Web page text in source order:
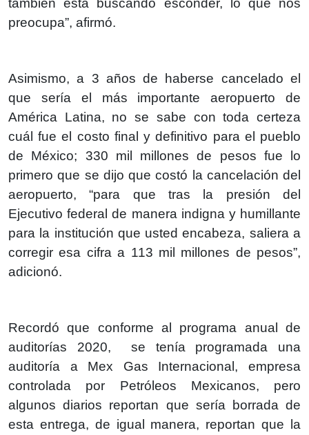
también está buscando esconder, lo que nos
preocupa”, afirmó.
Asimismo, a 3 años de haberse cancelado el
que sería el más importante aeropuerto de
América Latina, no se sabe con toda certeza
cuál fue el costo final y definitivo para el pueblo
de México; 330 mil millones de pesos fue lo
primero que se dijo que costó la cancelación del
aeropuerto, “para que tras la presión del
Ejecutivo federal de manera indigna y humillante
para la institución que usted encabeza, saliera a
corregir esa cifra a 113 mil millones de pesos”,
adicionó.
Recordó que conforme al programa anual de
auditorías 2020, se tenía programada una
auditoría a Mex Gas Internacional, empresa
controlada por Petróleos Mexicanos, pero
algunos diarios reportan que sería borrada de
esta entrega, de igual manera, reportan que la